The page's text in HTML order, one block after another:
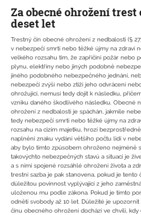
Za obecné ohrožení
deset let
Trestný čin obecné ohrožení z nedbalosti (§
v nebezpečí smrti nebo těžké újmy na zdraví
velkého rozsahu tím, že zapříčiní požár nebo
plynu, elektřiny nebo jiných podobně
jiného podobného nebezpečného jednání,
nebezpečí zvýší nebo ztíží jeho odvrácení
ohrožující, nemusí tedy dojít k následku,
vzniku daného škodlivého následku. Obecné
ohrožení z nedbalosti je spáchán, jakmile
tedy nebezpečí smrti nebo těžké újmy na
rozsahu na cizím majetku, hrozí
naplnění znaku vydání většího počtu lidí v
aby bylo tímto způsobem ohroženo nejméně
takovýchto nebezpečných stavů a situací je
a s nimi spojené rozsáhlé ohrožení života a
trestní sazba je pak stanovena, pokud je tento
důležitou povinnost vyplývající z jeho
uloženou mu podle zákona. Pokud je tímto
odnětí svobody až 10 let. Důležité je
činu obecného ohrožení dochází ve chvíli,